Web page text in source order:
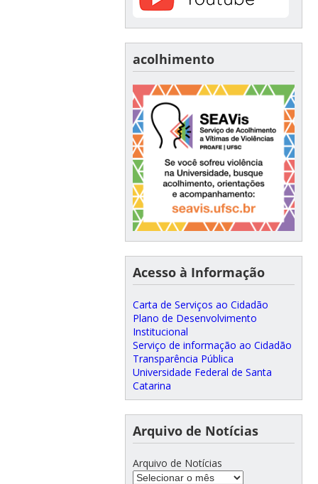
acolhimento
Acesso à Informação
Carta de Serviços ao Cidadão
Plano de Desenvolvimento
Institucional
Serviço de informação ao Cidadão
Transparência Pública
Universidade Federal de Santa
Catarina
Arquivo de Notícias
Arquivo de Notícias